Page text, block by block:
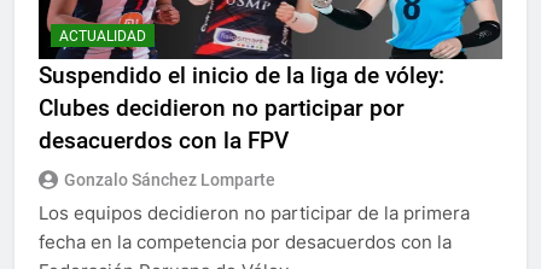
ACTUALIDAD
Suspendido el inicio de la liga de vóley:
Clubes decidieron no participar por
desacuerdos con la FPV
Gonzalo Sánchez Lomparte
Los equipos decidieron no participar de la primera
fecha en la competencia por desacuerdos con la